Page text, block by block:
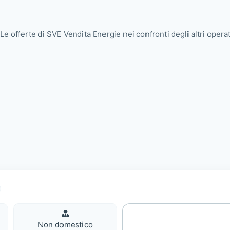
Le offerte di SVE Vendita Energie nei confronti degli altri
Non
domestic
Non domestico